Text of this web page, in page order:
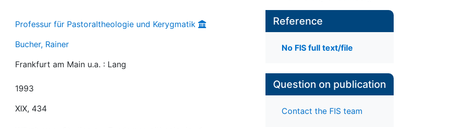
Professur für Pastoraltheologie und Kerygmatik
Bucher, Rainer
Frankfurt am Main u.a. : Lang
1993
XIX, 434
Reference
No FIS full text/file
Question on publication
Contact the FIS team